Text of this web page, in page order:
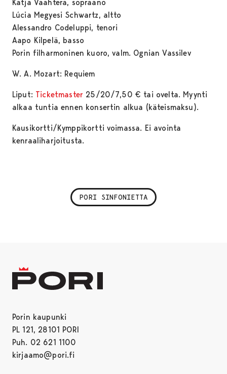
Katja Vaahtera, sopraano
Lúcia Megyesi Schwartz, altto
Alessandro Codeluppi, tenori
Aapo Kilpelä, basso
Porin filharmoninen kuoro, valm. Ognian Vassilev
W. A. Mozart: Requiem
Liput: Ticketmaster 25/20/7,50 € tai ovelta. Myynti
alkaa tuntia ennen konsertin alkua (käteismaksu).
Kausikortti/Kymppikortti voimassa. Ei avointa
kenraaliharjoitusta.
PORI SINFONIETTA
Porin kaupunki
PL 121, 28101 PORI
Puh. 02 621 1100
kirjaamo@pori.fi